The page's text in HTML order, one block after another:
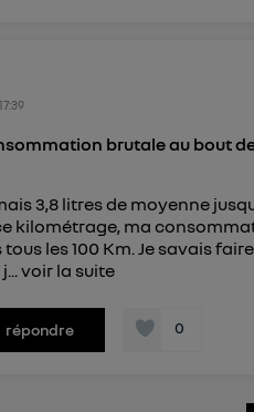
17:39
brutale au bout
3,8 litres de moyenne
kilométrage, ma
tous les 100 Km. Je savais
voir la suite
répondre 0